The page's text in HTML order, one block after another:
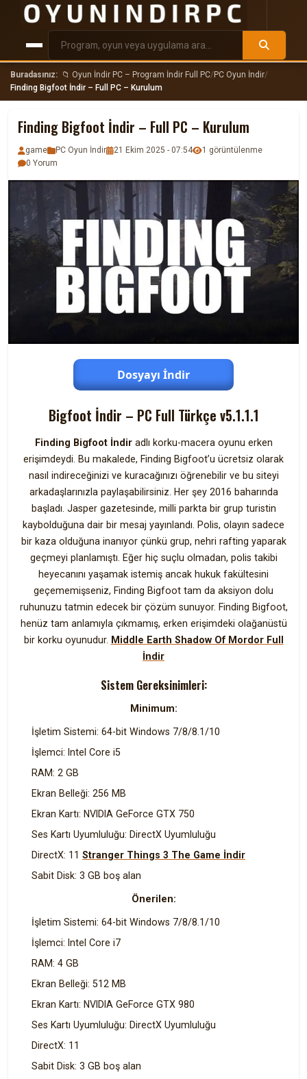
Buradasınız: 📁 Oyun İndir PC – Program İndir Full PC/PC Oyun İndir/
Finding Bigfoot İndir – Full PC – Kurulum
Finding Bigfoot İndir – Full PC – Kurulum
game PC Oyun İndir 21 Ekim 2025 - 07:54
1 görüntülenme
0 Yorum
Dosyayı İndir
Bigfoot İndir – PC Full Türkçe v5.1.1.1
Finding Bigfoot İndiradlı korku-macera oyunu erken
erişimdeydi. Bu makalede, Finding Bigfoot’u ücretsiz olarak
nasıl indireceğinizi ve kuracağınızı öğrenebilir ve bu siteyi
arkadaşlarınızla paylaşabilirsiniz. Her şey 2016 baharında
başladı. Jasper gazetesinde, milli parkta bir grup turistin
kaybolduğuna dair bir mesaj yayınlandı. Polis, olayın sadece
bir kaza olduğuna inanıyor çünkü grup, nehri rafting yaparak
geçmeyi planlamıştı. Eğer hiç suçlu olmadan, polis takibi
heyecanını yaşamak istemiş ancak hukuk fakültesini
geçememişseniz, Finding Bigfoot tam da aksiyon dolu
ruhunuzu tatmin edecek bir çözüm sunuyor. Finding Bigfoot,
henüz tam anlamıyla çıkmamış, erken erişimdeki olağanüstü
bir korku oyunudur. Middle Earth Shadow Of Mordor Full
İndir
Sistem Gereksinimleri:
Minimum:
İşletim Sistemi: 64-bit Windows 7/8/8.1/10
İşlemci: Intel Core i5
RAM: 2 GB
Ekran Belleği: 256 MB
Ekran Kartı: NVIDIA GeForce GTX 750
Ses Kartı Uyumluluğu: DirectX Uyumluluğu
DirectX: 11 Stranger Things 3 The Game İndir
Sabit Disk: 3 GB boş alan
Önerilen:
İşletim Sistemi: 64-bit Windows 7/8/8.1/10
İşlemci: Intel Core i7
RAM: 4 GB
Ekran Belleği: 512 MB
Ekran Kartı: NVIDIA GeForce GTX 980
Ses Kartı Uyumluluğu: DirectX Uyumluluğu
DirectX: 11
Sabit Disk: 3 GB boş alan